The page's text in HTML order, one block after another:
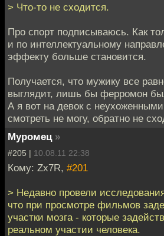
> Что-то не сходится.
Про спорт подписываюсь. Как
и по интеллектуальному
эффекту больше становится.
Получается, что мужику все
выглядит, лишь бы ферромон
А я вот на девок с
смотреть не могу, обратно не
Муромец »
#205 | 10.08.11 22:38
Кому: Zx7R, #201
> Недавно провели
что при просмотре фильмов
участки мозга - которые
реальном участии человека.